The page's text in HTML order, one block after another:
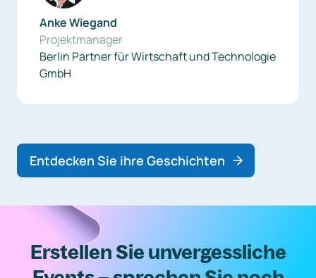
Anke Wiegand
Projektmanager
Berlin Partner für Wirtschaft und Technologie
GmbH
Entdecken Sie ihre Geschichten
Erstellen Sie unvergessliche